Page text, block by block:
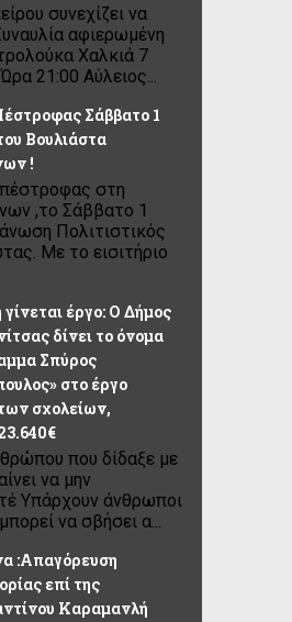
συνεχίζει να
αφιερωμένη
Χαλκιά 7
21:00 Αύλειος...
Σάββατο 1
Βουλιάστα
!
πέστροφας στη
,το Σάββατο 1
Πολιτιστικός
Με το εισιτήριο
έργο: Ο Δήμος
δίνει το όνομα
Σπύρος
στο έργο
σχολείων,
που δίδαξε με
να μην
Υπάρχουν άνθρωποι
να σβήσει α...
:Απαγόρευση
επί της
Καραμανλή